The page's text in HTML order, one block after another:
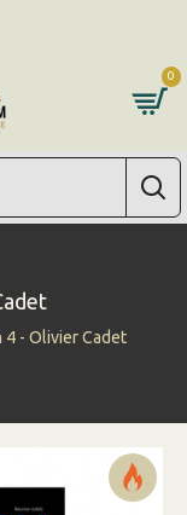
0
4 - Olivier Cadet